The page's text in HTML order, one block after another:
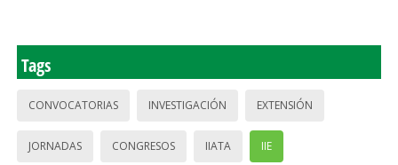
Tags
CONVOCATORIAS INVESTIGACIÓN EXTENSIÓN
JORNADAS CONGRESOS IIATA IIE